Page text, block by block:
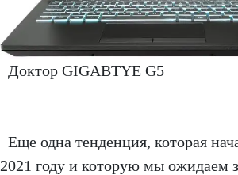
Доктор GIGABTYE G5
Еще одна тенденция, которая
2021 году и которую мы ожидаем